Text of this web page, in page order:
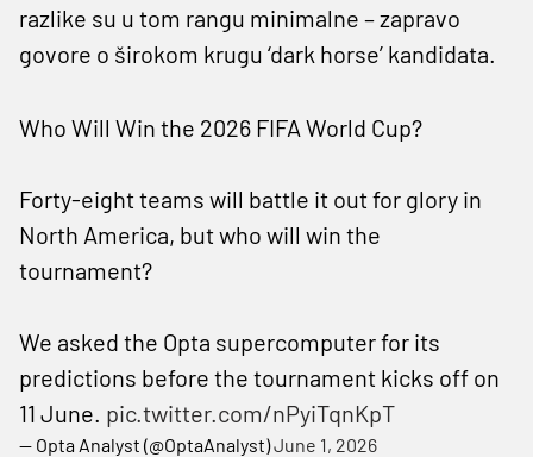
razlike su u tom rangu minimalne – zapravo
govore o širokom krugu ‘dark horse’ kandidata.
Who Will Win the 2026 FIFA World Cup?
Forty-eight teams will battle it out for glory in
North America, but who will win the
tournament?
We asked the Opta supercomputer for its
predictions before the tournament kicks off on
11 June. pic.twitter.com/nPyiTqnKpT
— Opta Analyst (@OptaAnalyst)June 1, 2026